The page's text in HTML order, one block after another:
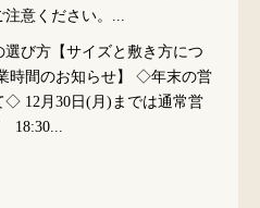
注意ください。...
選び方【サイズと敷き方につ
時間のお知らせ】 ◇年末の営
◇ 12月30日(月)までは通常営
18:30...